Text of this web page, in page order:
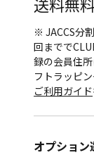
※ JACCS分
回までで
録の会員住
フトラッピ
ご利用ガイド
オプション